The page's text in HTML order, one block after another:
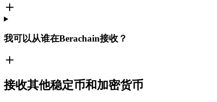
我可以从谁在Berachain接收？
接收其他稳定币和加密货币